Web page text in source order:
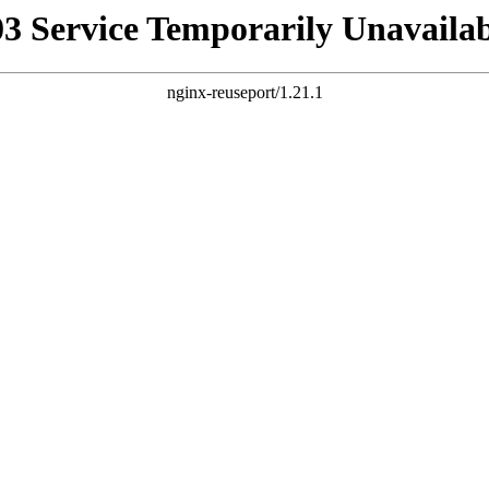
Service Temporarily
nginx-reuseport/1.21.1